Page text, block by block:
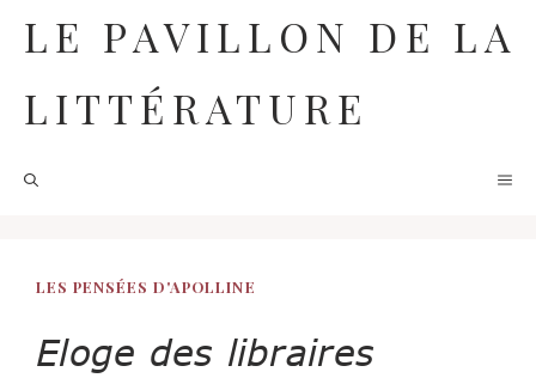
contenu
LE PAVILLON DE LA
LITTÉRATURE
LES PENSÉES D'APOLLINE
Eloge des libraires